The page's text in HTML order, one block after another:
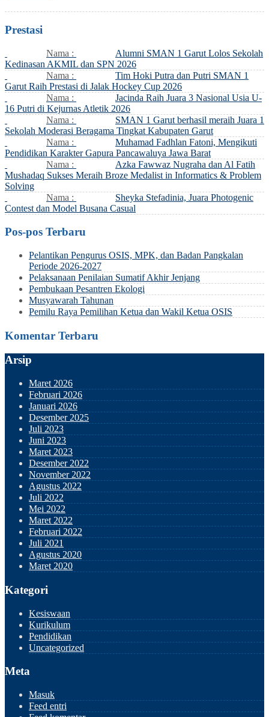
Prestasi
Nama :
Alumni SMAN 1 Garut Lolos Sekolah
Kedinasan AKMIL dan SPN 2026
Nama :
Tim Hoki Putra dan Putri SMAN 1
Garut Raih Prestasi di Jalak Hockey Cup 2026
Nama :
Jacinda Raih Juara 3 Nasional Usia U-
16 Putri di Kejurnas Atletik 2026
Nama :
SMAN 1 Garut berhasil meraih Juara 1
Sekolah Moderasi Beragama Tingkat Kabupaten Garut
Nama :
Muhamad Fadhlan Fatoni, Mengikuti
Pendidikan Karakter Gapura Pancawaluya Jawa Barat
Nama :
Azka Fawwaz Nugraha dan Al Fatih
Mushadaq Sukses Meraih Broze Medalist in Informatics & Problem
Solving
Nama :
Sheyka Stefadinia, Juara Photogenic
Contest dan Model Busana Casual
Pos-pos Terbaru
Pelantikan Pengurus OSIS, MPK, dan Badan Pangkalan
Periode 2026-2027
Pelaksanaan Penilaian Sumatif Akhir Jenjang
Pembukaan Pesantren Ekologi
Musyawarah Tahunan
Pemilu Raya Pemilihan Ketua dan Wakil Ketua OSIS
Komentar Terbaru
Arsip
Maret 2026
Februari 2026
Januari 2026
Desember 2025
Juli 2023
Juni 2023
Maret 2023
Desember 2022
November 2022
Agustus 2022
Juli 2022
Mei 2022
Maret 2022
Februari 2022
Juli 2021
Agustus 2020
Maret 2020
Kategori
Kesiswaan
Kurikulum
Pendidikan
Uncategorized
Meta
Masuk
Feed entri